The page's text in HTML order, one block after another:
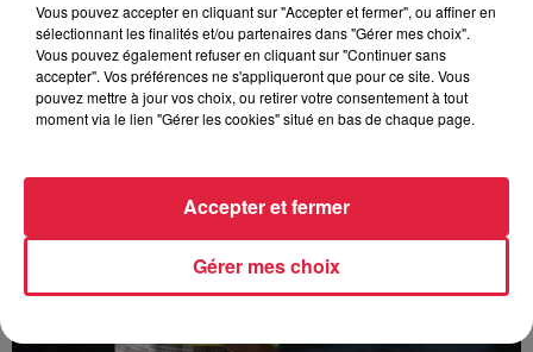
Vous pouvez accepter en cliquant sur "Accepter et fermer", ou affiner en
sélectionnant les finalités et/ou partenaires dans "Gérer mes choix".
Vous pouvez également refuser en cliquant sur "Continuer sans
accepter". Vos préférences ne s'appliqueront que pour ce site. Vous
pouvez mettre à jour vos choix, ou retirer votre consentement à tout
moment via le lien "Gérer les cookies" situé en bas de chaque page.
Gérer mes choix
Accepter et fermer